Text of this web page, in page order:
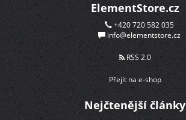
ElementStore.cz
+420 720 582 035
info@elementstore.cz
RSS 2.0
Přejít na e-shop
Nejčtenější články